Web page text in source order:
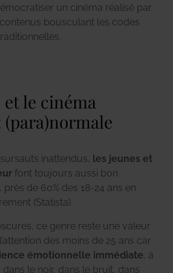
un cinéma réalisé par
bousculant les codes
et le cinéma
(para)normale
inattendus, les jeunes et
font toujours aussi bon
près de 60% des 18-24 ans en
(Statista).
ce genre reste une valeur
des moins de 25 ans car
émotionnelle immédiate, à
le noir, dans le bruit, dans